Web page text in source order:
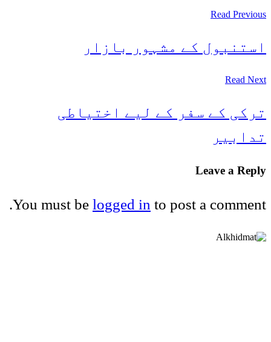
Read Previous
استنبول کے مشہور بازار
Read Next
ترکی کے سفر کے لیے اختیاطی
تدابیر
Leave a Reply
You must be logged in to post a comment.